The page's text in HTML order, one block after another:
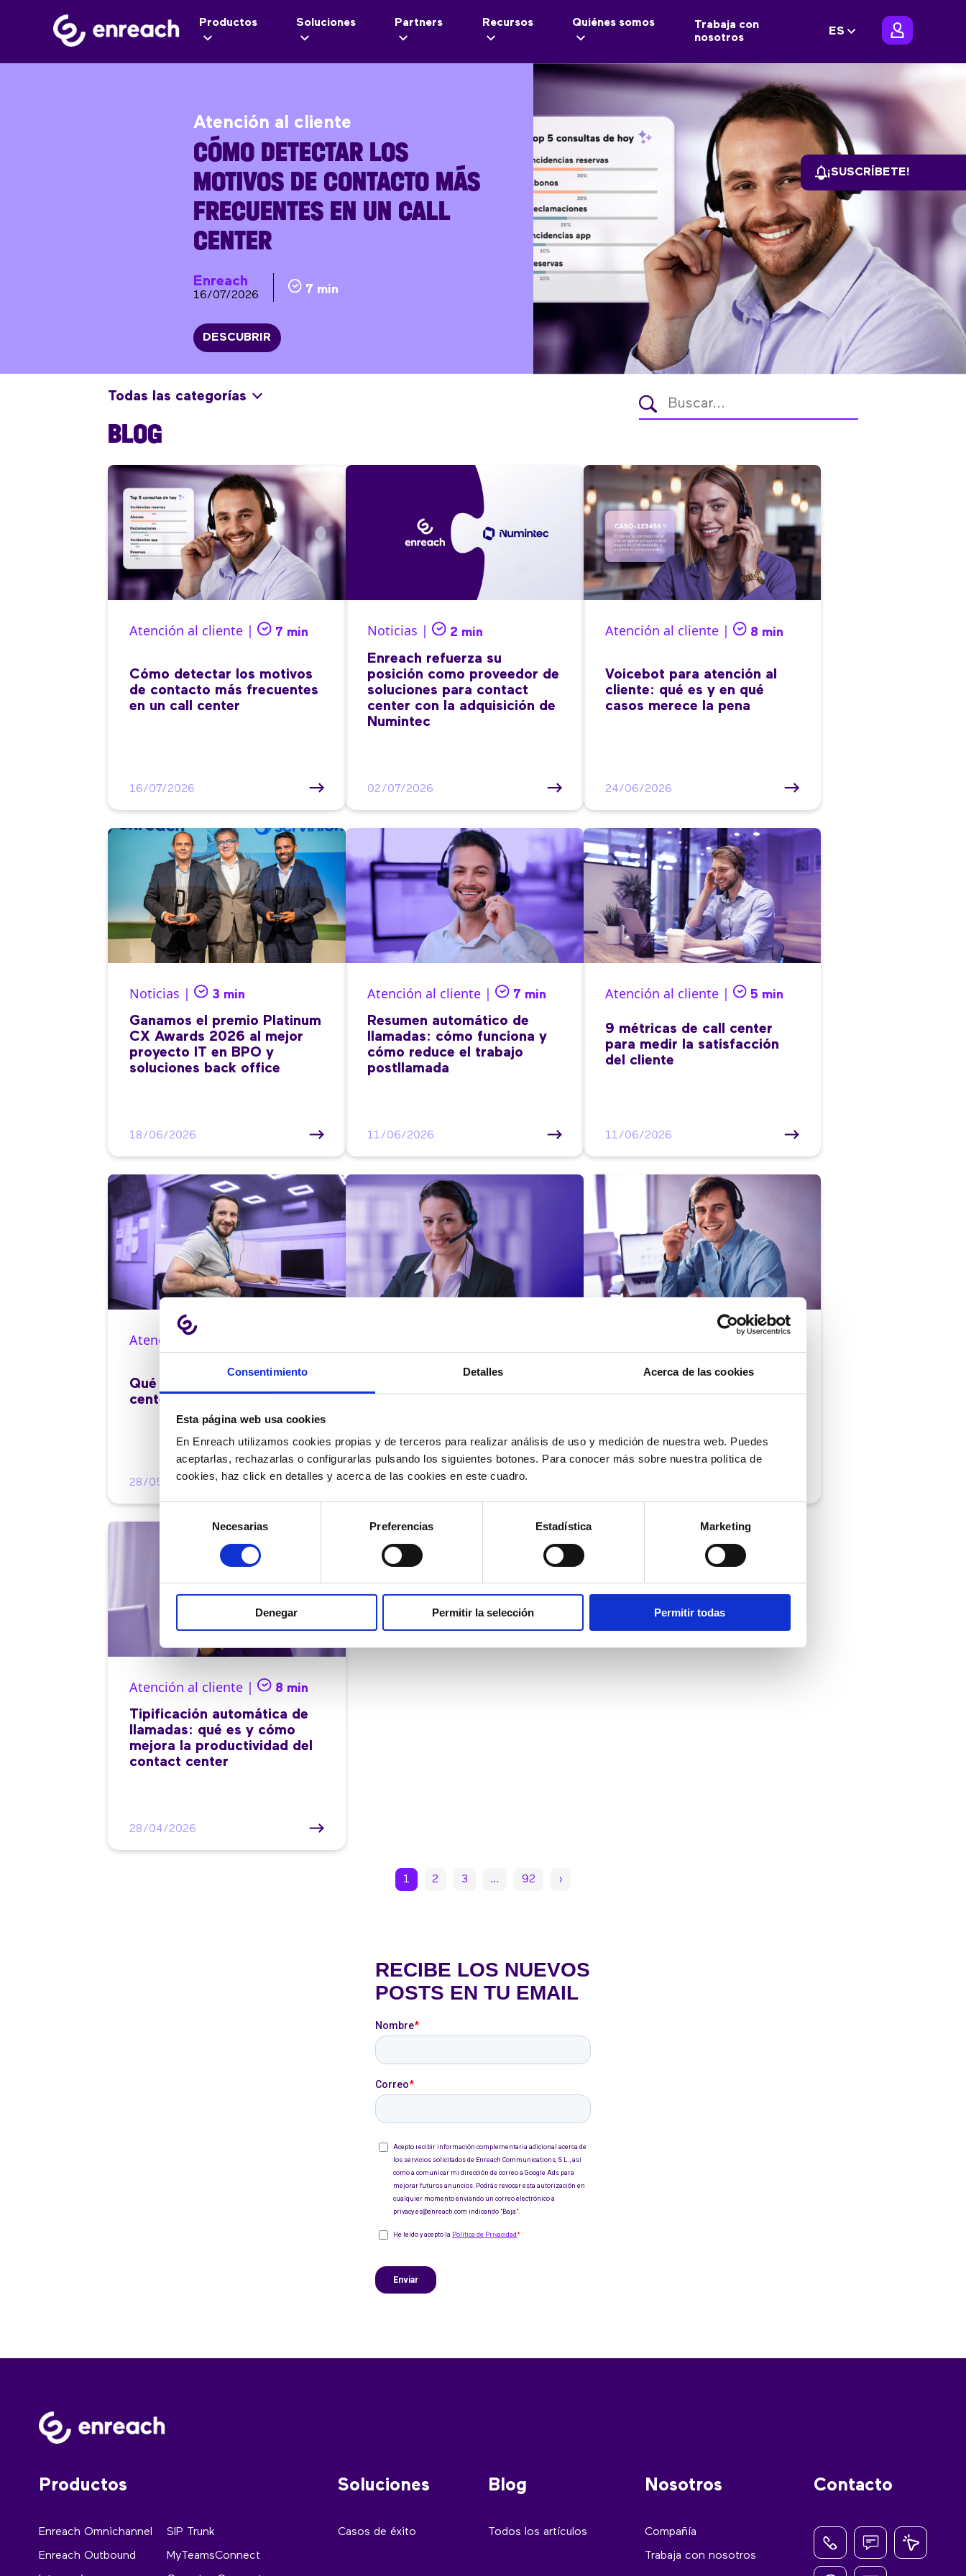
Consentimiento Detalles Acerca de las cookies
Esta página web usa cookies
En Enreach utilizamos cookies propias y de terceros para realizar análisis de uso y medición de nuestra web. Puedes
aceptarlas, rechazarlas o configurarlas pulsando los siguientes botones. Para conocer más sobre nuestra política de
cookies, haz click en detalles y acerca de las cookies en este cuadro.
consentimiento
Necesarias Preferencias Estadística Marketing
Denegar Permitir la selección Permitir todas
Productos Soluciones Partners Recursos Quiénes somos
Trabaja con
nosotros
ES
Atención al cliente
CÓMO DETECTAR LOS
MOTIVOS DE CONTACTO MÁS
FRECUENTES EN UN CALL
CENTER
Enreach
16/07/2026 7 min
DESCUBRIR
Todas las categorías
BLOG
Atención al cliente | 7 min
Cómo detectar los motivos
de contacto más frecuentes
en un call center
16/07/2026
Noticias | 2 min
Enreach refuerza su
posición como proveedor de
soluciones para contact
center con la adquisición de
Numintec
02/07/2026
Atención al cliente | 8 min
Voicebot para atención al
cliente: qué es y en qué
casos merece la pena
24/06/2026
Noticias | 3 min
Ganamos el premio Platinum
CX Awards 2026 al mejor
proyecto IT en BPO y
soluciones back office
18/06/2026
Atención al cliente | 7 min
Resumen automático de
llamadas: cómo funciona y
cómo reduce el trabajo
postllamada
11/06/2026
Atención al cliente | 5 min
9 métricas de call center
para medir la satisfacción
del cliente
11/06/2026
Atención al cliente |
Qué es el FCR en un contact
center y cómo mejorarlo
28/05/2026
Cómo automatizar la
evaluación de llamadas en
12/05/2026
Cómo comprobar si tu
los tiempos de respuesta
Atención al cliente | 8 min
Tipificación automática de
llamadas: qué es y cómo
mejora la productividad del
contact center
28/04/2026
1 2 3 … 92 ›
¡SUSCRÍBETE!
Productos
Enreach Omnichannel
Enreach Outbound
SIP Trunk
MyTeamsConnect
Soluciones
Casos de éxito
Blog
Todos los artículos
Nosotros
Compañía
Trabaja con nosotros
Contacto